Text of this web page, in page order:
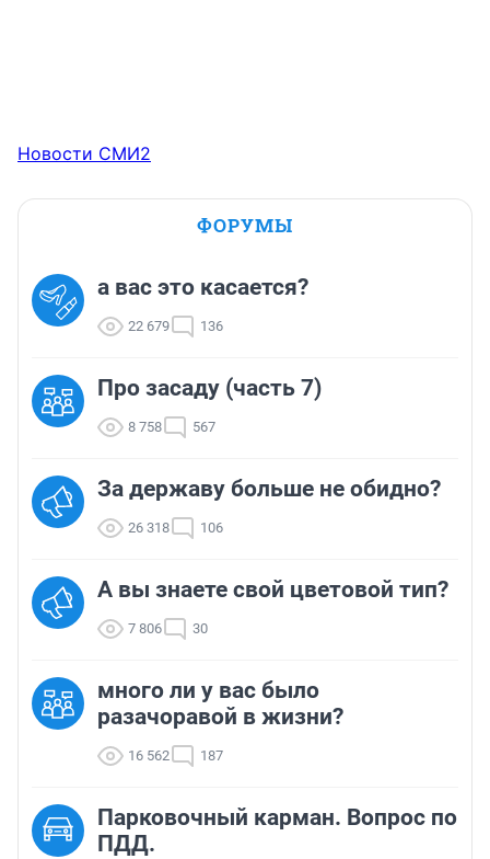
Новости СМИ2
ФОРУМЫ
а вас это касается?
22 679 136
Про засаду (часть 7)
8 758 567
За державу больше не обидно?
26 318 106
А вы знаете свой цветовой тип?
7 806 30
много ли у вас было
разачоравой в жизни?
16 562 187
Парковочный карман. Вопрос по
ПДД.